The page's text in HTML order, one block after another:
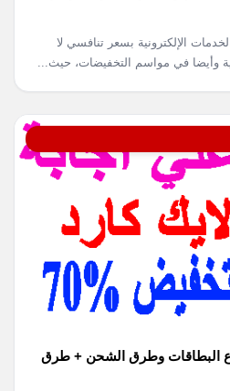
الإلكترونية بسعر تنافسي لا
وأيضا في مواسم التخفيضات، حيث...
البطاقات وطرق الشحن + طرق